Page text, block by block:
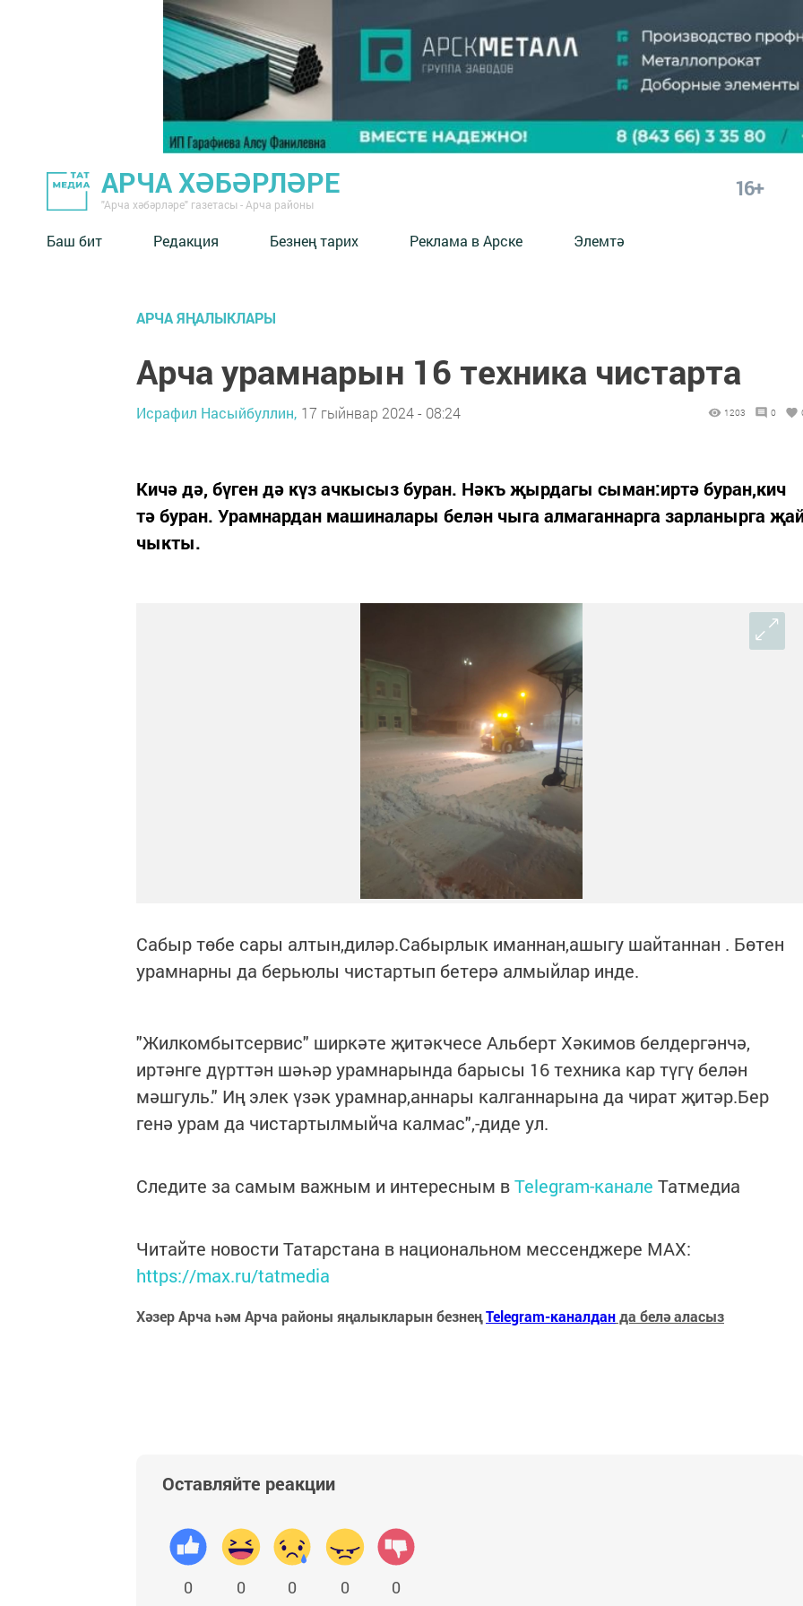
АРЧА ХӘБӘРЛӘРЕ
"Арча хәбәрләре" газетасы - Арча районы
16+
Баш бит Редакция Безнең тарих Реклама в Арске Элемтә
АРЧА ЯҢАЛЫКЛАРЫ
Арча урамнарын 16 техника чистарта
Исрафил Насыйбуллин, 17 гыйнвар 2024 - 08:24 1203 0
Кичә дә, бүген дә күз ачкысыз буран. Нәкъ җырдагы сыман:иртә буран,кич
тә буран. Урамнардан машиналары белән чыга алмаганнарга зарланырга
чыкты.
Сабыр төбе сары алтын,диләр.Сабырлык иманнан,ашыгу шайтаннан . Бөтен
урамнарны да берьюлы чистартып бетерә алмыйлар инде.
"Жилкомбытсервис" ширкәте җитәкчесе Альберт Хәкимов белдергәнчә,
иртәнге дүрттән шәһәр урамнарында барысы 16 техника кар түгү белән
мәшгуль." Иң элек үзәк урамнар,аннары калганнарына да чират җитәр.Бер
генә урам да чистартылмыйча калмас",-диде ул.
Следите за самым важным и интересным вTelegram-канале Татмедиа
Читайте новости Татарстана в национальном мессенджере MАХ:
https://max.ru/tatmedia
Хәзер Арча һәм Арча районы яңалыкларын безнеңTelegram-каналданда белә аласыз
Оставляйте реакции
0 0 0 0 0